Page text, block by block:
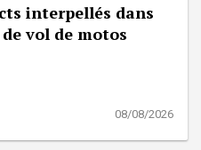
interpellés dans
vol de motos
08/08/2026